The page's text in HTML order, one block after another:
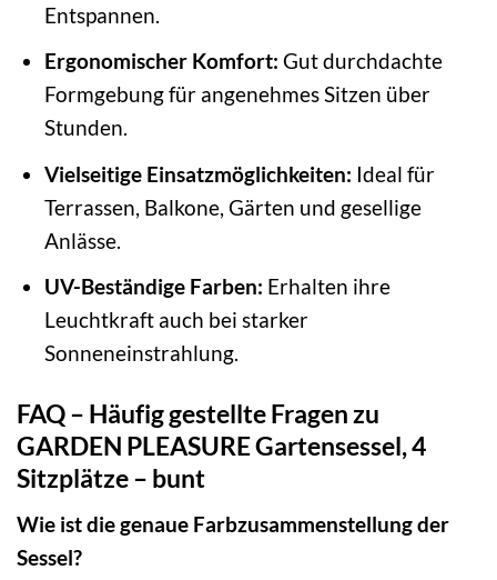
Entspannen.
Ergonomischer Komfort: Gut durchdachte
Formgebung für angenehmes Sitzen über
Stunden.
Vielseitige Einsatzmöglichkeiten: Ideal für
Terrassen, Balkone, Gärten und gesellige
Anlässe.
UV-Beständige Farben: Erhalten ihre
Leuchtkraft auch bei starker
Sonneneinstrahlung.
FAQ – Häufig gestellte Fragen zu
GARDEN PLEASURE Gartensessel, 4
Sitzplätze – bunt
Wie ist die genaue Farbzusammenstellung der
Sessel?